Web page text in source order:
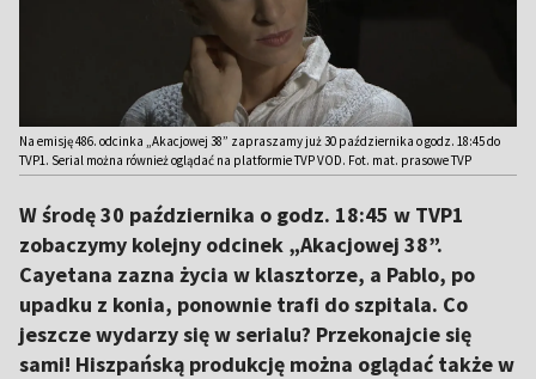
Na emisję 486. odcinka „Akacjowej 38” zapraszamy już 30 października o godz. 18:45 do
TVP1. Serial można również oglądać na platformie TVP VOD. Fot. mat. prasowe TVP
W środę 30 października o godz. 18:45 w TVP1
zobaczymy kolejny odcinek „Akacjowej 38”.
Cayetana zazna życia w klasztorze, a Pablo, po
upadku z konia, ponownie trafi do szpitala. Co
jeszcze wydarzy się w serialu? Przekonajcie się
sami! Hiszpańską produkcję można oglądać także w